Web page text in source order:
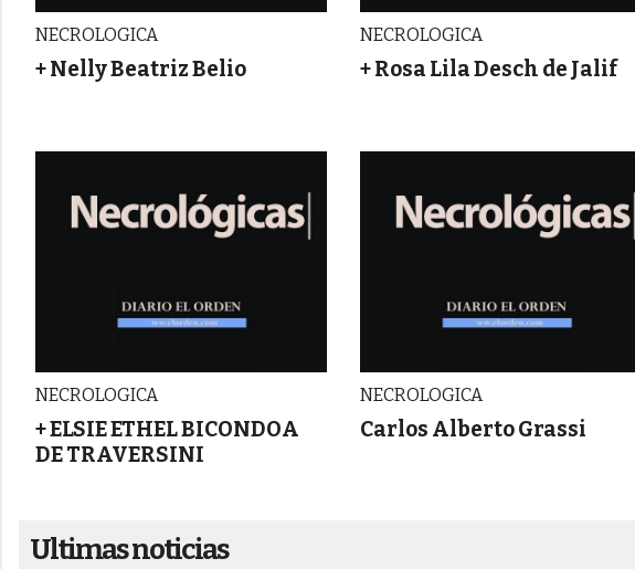
NECROLOGICA
+ Nelly Beatriz Belio
NECROLOGICA
+ Rosa Lila Desch de Jalif
NECROLOGICA
+ ELSIE ETHEL BICONDOA
DE TRAVERSINI
NECROLOGICA
Carlos Alberto Grassi
Ultimas noticias